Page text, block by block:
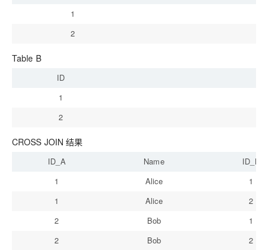
1
2
Table B
ID
1
2
CROSS JOIN 结果
ID_A Name
ID_B
1
Alice
1
1
Alice
2
2
Bob
1
2
Bob 2